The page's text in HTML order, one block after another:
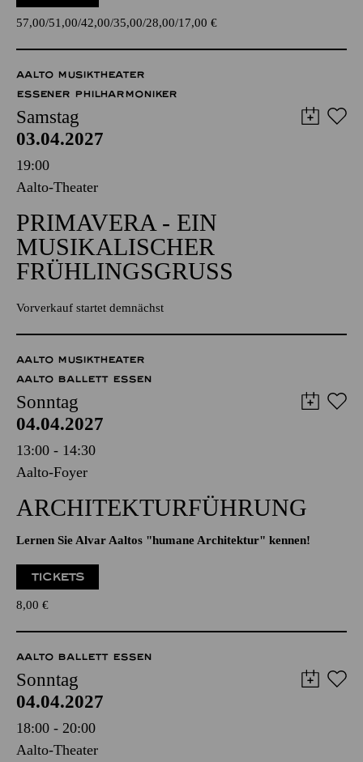
Dmitri Schostakowitsch, Franz Schreker u. a.
57,00 51,00 42,00 35,00
AALTO MUSIKTHEATER
ESSENER PHILHARMONIKER
Samstag
03.04.2027
19:00
Aalto-Theater
PRIMAVERA - EIN
FRÜHLINGSGRUSS
Vorverkauf startet demnächst
AALTO MUSIKTHEATER
AALTO BALLETT ESSEN
Sonntag
04.04.2027
13:00 - 14:30
Lernen Sie Alvar Aaltos "humane Architektur" kennen!
8,00 €
AALTO BALLETT ESSEN
Sonntag
04.04.2027